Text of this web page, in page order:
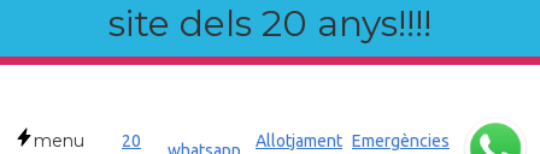
site dels 20 anys!!!!
menu
20
Allotjament Emergències